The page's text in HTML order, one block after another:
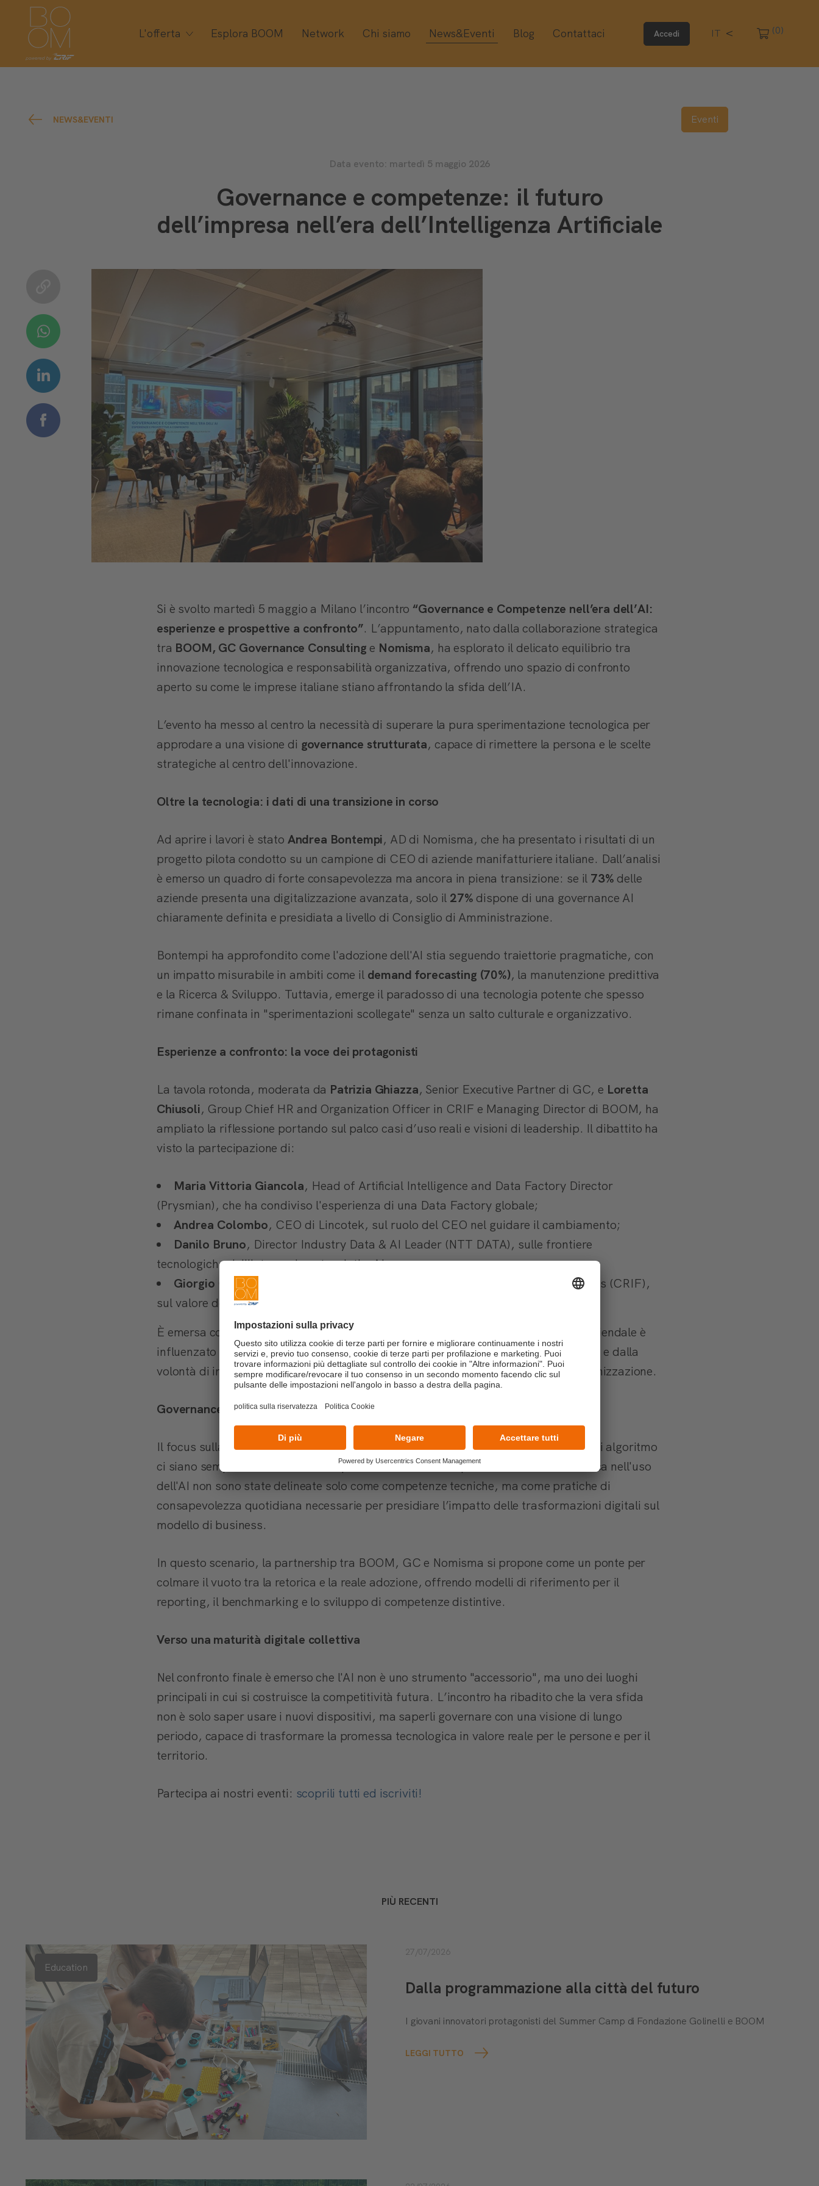
L'offerta Esplora BOOM Network Chi siamo News&Eventi Blog Contattaci Accedi IT (0)
NEWS&EVENTI Eventi
Data evento: martedì 5 maggio 2026
Governance e competenze: il futuro
dell’impresa nell’era dell’Intelligenza Artificiale
Si è svolto martedì 5 maggio a Milano l’incontro “Governance e Competenze nell’era dell’AI:
esperienze e prospettive a confronto”. L’appuntamento, nato dalla collaborazione strategica
tra BOOM, GC Governance Consulting e Nomisma, ha esplorato il delicato equilibrio tra
innovazione tecnologica e responsabilità organizzativa, offrendo uno spazio di confronto
aperto su come le imprese italiane stiano affrontando la sfida dell’IA.
L’evento ha messo al centro la necessità di superare la pura sperimentazione tecnologica per
approdare a una visione di governance strutturata, capace di rimettere la persona e le scelte
strategiche al centro dell'innovazione.
Oltre la tecnologia: i dati di una transizione in corso
Ad aprire i lavori è stato Andrea Bontempi, AD di Nomisma, che ha presentato i risultati di un
progetto pilota condotto su un campione di CEO di aziende manifatturiere italiane. Dall’analisi
è emerso un quadro di forte consapevolezza ma ancora in piena transizione: se il 73% delle
aziende presenta una digitalizzazione avanzata, solo il 27% dispone di una governance AI
chiaramente definita e presidiata a livello di Consiglio di Amministrazione.
Bontempi ha approfondito come l'adozione dell'AI stia seguendo traiettorie pragmatiche, con
un impatto misurabile in ambiti come il demand forecasting (70%), la manutenzione predittiva
e la Ricerca & Sviluppo. Tuttavia, emerge il paradosso di una tecnologia potente che spesso
rimane confinata in "sperimentazioni scollegate" senza un salto culturale e organizzativo.
Esperienze a confronto: la voce dei protagonisti
La tavola rotonda, moderata da Patrizia Ghiazza, Senior Executive Partner di GC, e Loretta
Chiusoli, Group Chief HR and Organization Officer in CRIF e Managing Director di BOOM, ha
ampliato la riflessione portando sul palco casi d’uso reali e visioni di leadership. Il dibattito ha
visto la partecipazione di:
Maria Vittoria Giancola, Head of Artificial Intelligence and Data Factory Director
(Prysmian), che ha condiviso l'esperienza di una Data Factory globale;
Andrea Colombo, CEO di Lincotek, sul ruolo del CEO nel guidare il cambiamento;
Danilo Bruno, Director Industry Data & AI Leader (NTT DATA), sulle frontiere
tecnologiche dell'integrazione tra dati e AI;
Giorgio
Costantino, Executive Director - Global Analytics & Consulting Services (CRIF),
sul valore degli analytics per il business.
È emersa con forza la consapevolezza che l'AI non sia neutra: il comportamento aziendale è
influenzato dalla capacità di comprendere i meccanismi invisibili che regolano i dati e dalla
volontà di investire in unanuova alfabetizzazione digitaleper tutti i livelli dell'organizzazione.
Governance e Leadership: proteggere il valore dell'impresa
Il focus sulla governance, curato da Patrizia Ghiazza, ha ricordato come dietro ogni algoritmo
ci siano sempre scelte umane e responsabilità civica d'impresa. La sicurezza e l'etica nell'uso
dell'AI non sono state delineate solo come competenze tecniche, ma come pratiche di
consapevolezza quotidiana necessarie per presidiare l’impatto delle trasformazioni digitali sul
modello di business.
In questo scenario, la partnership tra BOOM, GC e Nomisma si propone come un ponte per
colmare il vuoto tra la retorica e la reale adozione, offrendo modelli di riferimento per il
reporting, il benchmarking e lo sviluppo di competenze distintive.
Verso una maturità digitale collettiva
Nel confronto finale è emerso che l'AI non è uno strumento "accessorio", ma uno dei luoghi
principali in cui si costruisce la competitività futura. L’incontro ha ribadito che la vera sfida
non è solo saper usare i nuovi dispositivi, ma saperli governare con una visione di lungo
periodo, capace di trasformare la promessa tecnologica in valore reale per le persone e per il
territorio.
Partecipa ai nostri eventi: scoprili tutti ed iscriviti!
PIÙ RECENTI
Education
27/07/2026
Dalla programmazione alla città del futuro
I giovani innovatori protagonisti del Summer Camp di Fondazione Golinelli e BOOM
LEGGI TUTTO